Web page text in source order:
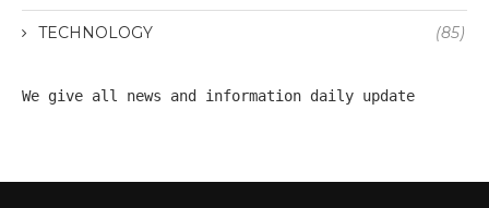
TECHNOLOGY (85)
We give all news and information daily update